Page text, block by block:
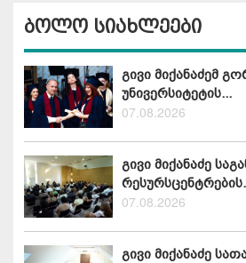
ბოლო სიახლეები
გივი მიქანაძემ
უნივერსიტეტის...
07.08.2026
გივი მიქანაძე
07.08.2026
გივი მიქანაძე